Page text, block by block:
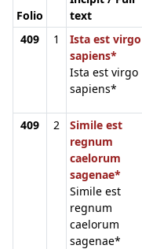
Folio
text
409
1
Ista est virgo
sapiens*
Ista est virgo
sapiens*
409 2
Simile est
regnum
caelorum
sagenae*
Simile est
regnum
caelorum
sagenae*